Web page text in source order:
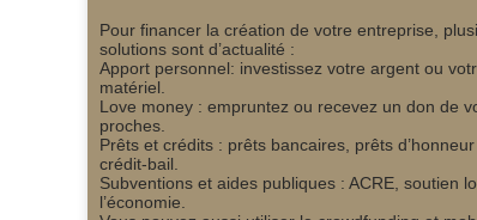
Pour financer la création de votre entreprise,
solutions sont d’actualité :
Apport personnel: investissez votre argent ou
matériel.
Love money : empruntez ou recevez un don de
proches.
Prêts et crédits : prêts bancaires, prêts
crédit-bail.
Subventions et aides publiques : ACRE, soutien
l’économie.